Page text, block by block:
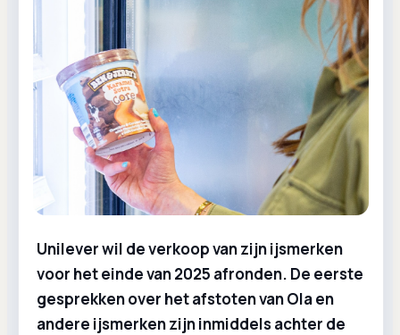
Unilever wil de verkoop van zijn ijsmerken
voor het einde van 2025 afronden. De eerste
gesprekken over het afstoten van Ola en
andere ijsmerken zijn inmiddels achter de